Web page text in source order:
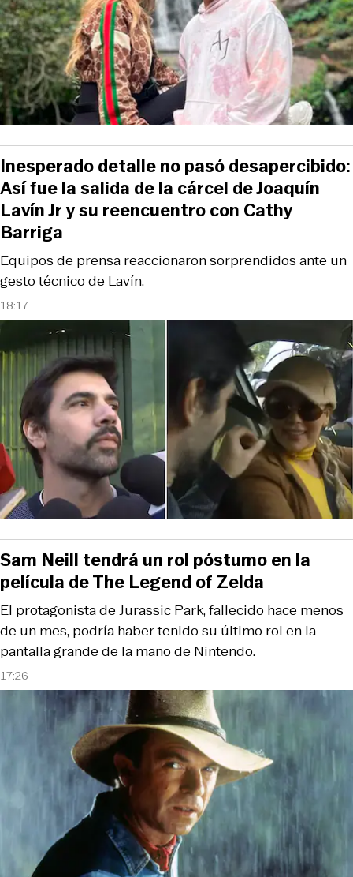
18:17
Equipos de prensa reaccionaron sorprendidos ante un
gesto técnico de Lavín.
Inesperado detalle no pasó desapercibido:
Así fue la salida de la cárcel de Joaquín
Lavín Jr y su reencuentro con Cathy
Barriga
17:26
El protagonista de Jurassic Park, fallecido hace menos
de un mes, podría haber tenido su último rol en la
pantalla grande de la mano de Nintendo.
Sam Neill tendrá un rol póstumo en la
película de The Legend of Zelda